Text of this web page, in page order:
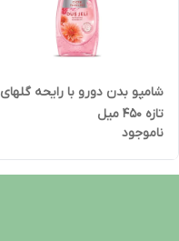
شامپو بدن دورو با رایحه گلهای
تازه 450 میل
ناموجود